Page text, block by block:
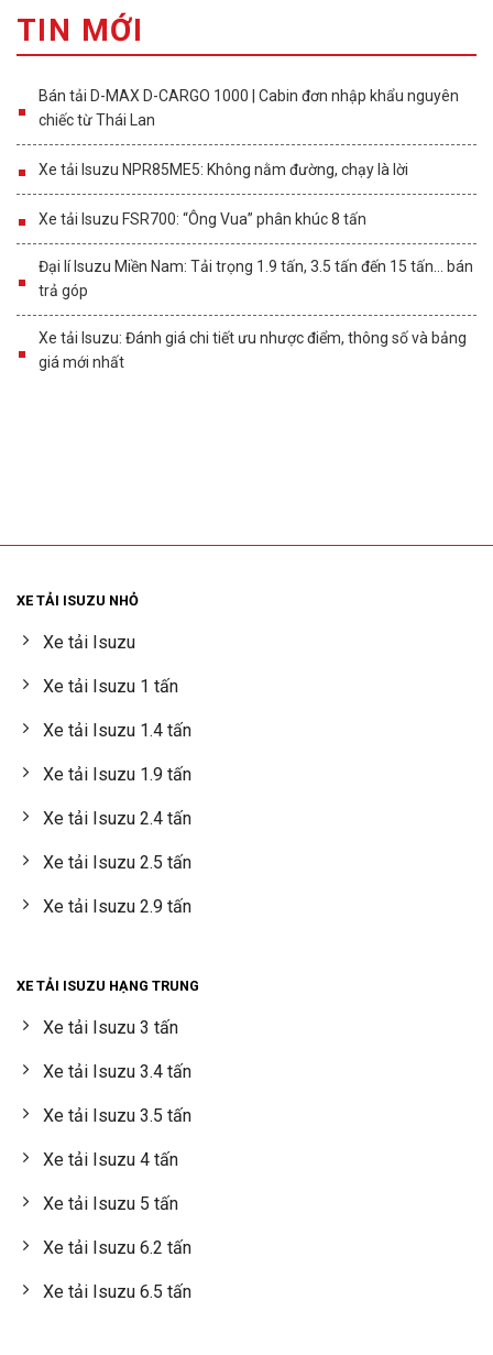
TIN MỚI
Bán tải D-MAX D-CARGO 1000 | Cabin đơn nhập khẩu nguyên
chiếc từ Thái Lan
Xe tải Isuzu NPR85ME5: Không nằm đường, chạy là lời
Xe tải Isuzu FSR700: “Ông Vua” phân khúc 8 tấn
Đại lí Isuzu Miền Nam: Tải trọng 1.9 tấn, 3.5 tấn đến 15 tấn… bán
trả góp
Xe tải Isuzu: Đánh giá chi tiết ưu nhược điểm, thông số và bảng
giá mới nhất
XE TẢI ISUZU NHỎ
Xe tải Isuzu
Xe tải Isuzu 1 tấn
Xe tải Isuzu 1.4 tấn
Xe tải Isuzu 1.9 tấn
Xe tải Isuzu 2.4 tấn
Xe tải Isuzu 2.5 tấn
Xe tải Isuzu 2.9 tấn
XE TẢI ISUZU HẠNG TRUNG
Xe tải Isuzu 3 tấn
Xe tải Isuzu 3.4 tấn
Xe tải Isuzu 3.5 tấn
Xe tải Isuzu 4 tấn
Xe tải Isuzu 5 tấn
Xe tải Isuzu 6.2 tấn
Xe tải Isuzu 6.5 tấn